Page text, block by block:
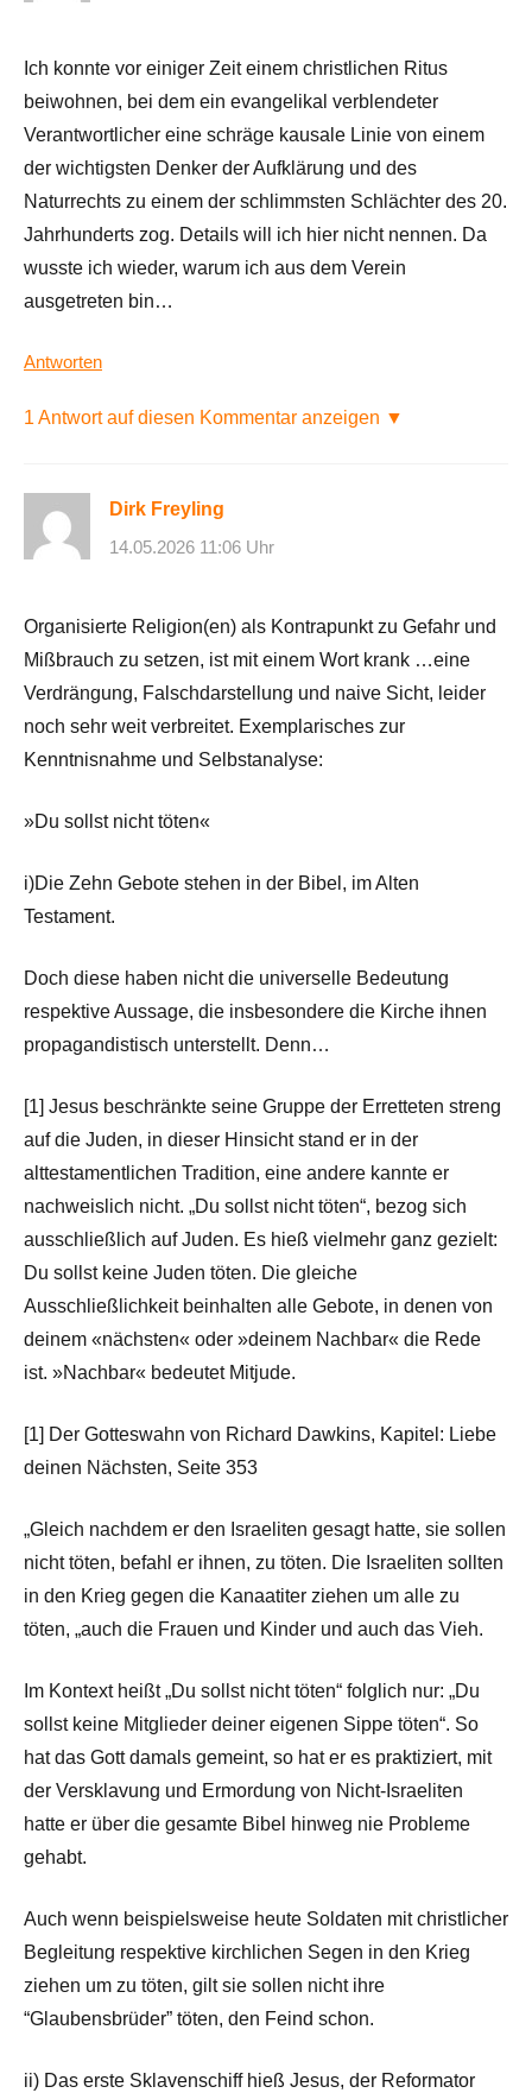
Ich konnte vor einiger Zeit einem christlichen Ritus
beiwohnen, bei dem ein evangelikal verblendeter
Verantwortlicher eine schräge kausale Linie von einem
der wichtigsten Denker der Aufklärung und des
Naturrechts zu einem der schlimmsten Schlächter des 20.
Jahrhunderts zog. Details will ich hier nicht nennen. Da
wusste ich wieder, warum ich aus dem Verein
ausgetreten bin…
Antworten
1 Antwort auf diesen Kommentar anzeigen ▼
Dirk Freyling
14.05.2026 11:06 Uhr
Organisierte Religion(en) als Kontrapunkt zu Gefahr und
Mißbrauch zu setzen, ist mit einem Wort krank …eine
Verdrängung, Falschdarstellung und naive Sicht, leider
noch sehr weit verbreitet. Exemplarisches zur
Kenntnisnahme und Selbstanalyse:
»Du sollst nicht töten«
i)Die Zehn Gebote stehen in der Bibel, im Alten
Testament.
Doch diese haben nicht die universelle Bedeutung
respektive Aussage, die insbesondere die Kirche ihnen
propagandistisch unterstellt. Denn…
[1] Jesus beschränkte seine Gruppe der Erretteten streng
auf die Juden, in dieser Hinsicht stand er in der
alttestamentlichen Tradition, eine andere kannte er
nachweislich nicht. „Du sollst nicht töten“, bezog sich
ausschließlich auf Juden. Es hieß vielmehr ganz gezielt:
Du sollst keine Juden töten. Die gleiche
Ausschließlichkeit beinhalten alle Gebote, in denen von
deinem «nächsten« oder »deinem Nachbar« die Rede
ist. »Nachbar« bedeutet Mitjude.
[1] Der Gotteswahn von Richard Dawkins, Kapitel: Liebe
deinen Nächsten, Seite 353
„Gleich nachdem er den Israeliten gesagt hatte, sie sollen
nicht töten, befahl er ihnen, zu töten. Die Israeliten sollten
in den Krieg gegen die Kanaatiter ziehen um alle zu
töten, „auch die Frauen und Kinder und auch das Vieh.
Im Kontext heißt „Du sollst nicht töten“ folglich nur: „Du
sollst keine Mitglieder deiner eigenen Sippe töten“. So
hat das Gott damals gemeint, so hat er es praktiziert, mit
der Versklavung und Ermordung von Nicht-Israeliten
hatte er über die gesamte Bibel hinweg nie Probleme
gehabt.
Auch wenn beispielsweise heute Soldaten mit christlicher
Begleitung respektive kirchlichen Segen in den Krieg
ziehen um zu töten, gilt sie sollen nicht ihre
“Glaubensbrüder” töten, den Feind schon.
ii) Das erste Sklavenschiff hieß Jesus, der Reformator